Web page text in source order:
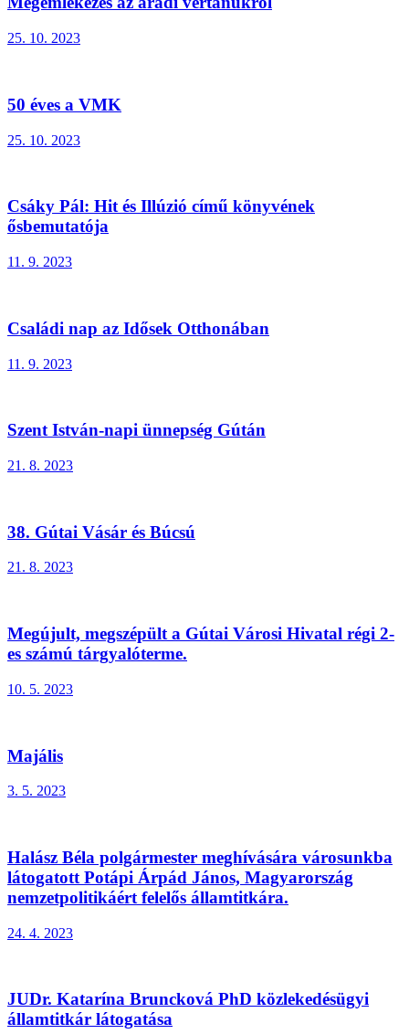
25. 10. 2023
50 éves a VMK
25. 10. 2023
Csáky Pál: Hit és Illúzió című könyvének
ősbemutatója
11. 9. 2023
Családi nap az Idősek Otthonában
11. 9. 2023
Szent István-napi ünnepség Gútán
21. 8. 2023
38. Gútai Vásár és Búcsú
21. 8. 2023
Megújult, megszépült a Gútai Városi Hivatal régi 2-
es számú tárgyalóterme.
10. 5. 2023
Majális
3. 5. 2023
Halász Béla polgármester meghívására városunkba
látogatott Potápi Árpád János, Magyarország
nemzetpolitikáért felelős államtitkára.
24. 4. 2023
JUDr. Katarína Bruncková PhD közlekedésügyi
államtitkár látogatása